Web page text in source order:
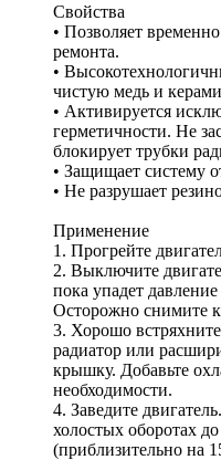
Свойства
• Позволяет
ремонта.
•
чистую медь и
• Активируется
герметичности. Не
блокирует трубки
• Защищает систему
• Не разрушает
Применение
1. Прогрейте
2. Выключите
пока упадет
Осторожно снимите
3. Хорошо
радиатор или
крышку. Добавьте
необходимости.
4. Заведите
холостых оборотах
(приблизительно на